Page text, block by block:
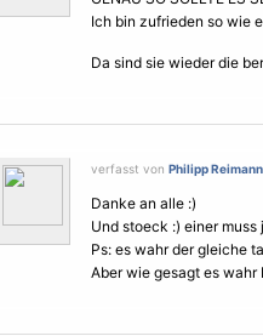
Ich bin zufrieden so wie
Da sind sie wieder die
verfasst von Philipp Reimann
Danke an alle :)
Und stoeck :) einer
Ps: es wahr der gleiche
Aber wie gesagt es